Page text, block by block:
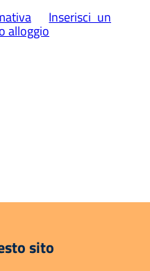
Inserisci un
alloggio
sito